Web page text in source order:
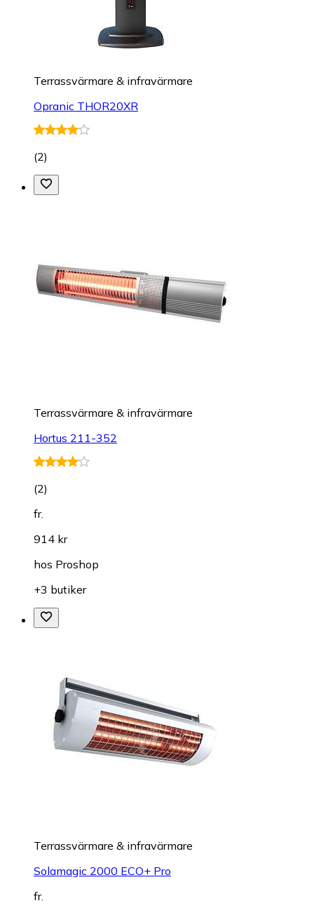
Terrassvärmare & infravärmare
Opranic THOR20XR
(2)
Terrassvärmare & infravärmare
Hortus 211-352
(2)
fr.
914 kr
hos Proshop
+3 butiker
Terrassvärmare & infravärmare
Solamagic 2000 ECO+ Pro
fr.